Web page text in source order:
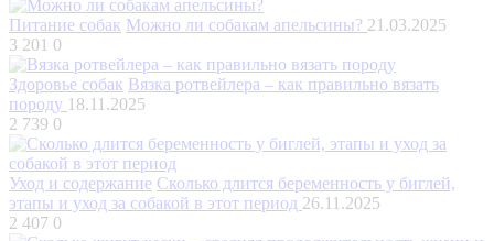
Питание собак Можно ли собакам апельсины? 21.03.2025
3 201 0
Здоровье собак Вязка ротвейлера – как правильно вязать
породу 18.11.2025
2 739 0
Уход и содержание Сколько длится беременность у биглей,
этапы и уход за собакой в этот период 26.11.2025
2 407 0